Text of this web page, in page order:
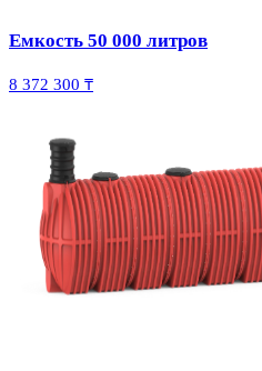
Емкость 50 000 литров
8 372 300 ₸